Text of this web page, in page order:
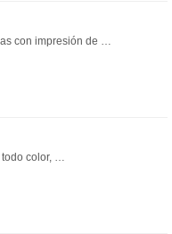
con impresión de …
todo color, …